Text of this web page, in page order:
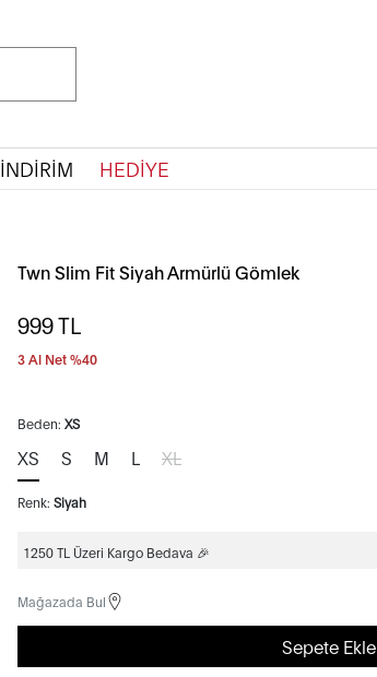
İNDİRİM HEDİYE
Twn Slim Fit Siyah Armürlü Gömlek
999TL
3 Al Net %40
Beden: XS
XS S M L XL
Renk: Siyah
1250 TL Üzeri Kargo Bedava 🎉
Mağazada Bul
Sepete Ekle